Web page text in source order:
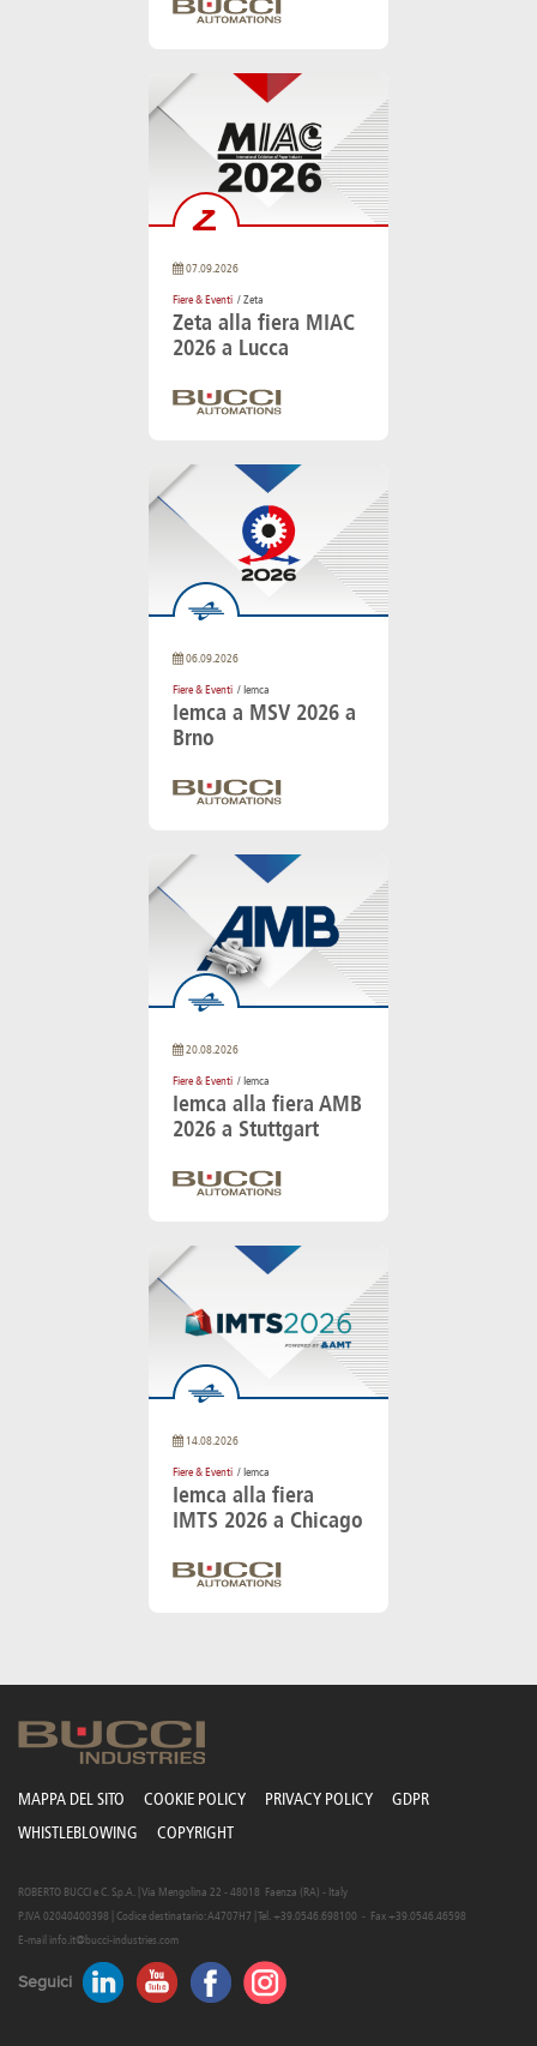
07.09.2026
Fiere & Eventi / Zeta
Zeta alla fiera MIAC
2026 a Lucca
06.09.2026
Fiere & Eventi / Iemca
Iemca a MSV 2026 a
Brno
20.08.2026
Fiere & Eventi / Iemca
Iemca alla fiera AMB
2026 a Stuttgart
14.08.2026
Fiere & Eventi / Iemca
Iemca alla fiera
IMTS 2026 a Chicago
MAPPA DEL SITO COOKIE POLICY PRIVACY POLICY
GDPR
WHISTLEBLOWING
COPYRIGHT
ROBERTO BUCCI e C. S.p.A. | Via Mengolina 22 - 48018 Faenza (RA) - Italy
P.IVA 02040400398 | Codice destinatario: A4707H7 | Tel. +39.0546.698100 - Fax +39.0546.46598
E-mail info.it@bucci-industries.com
Seguici